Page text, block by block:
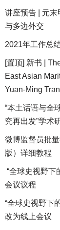
讲座预告 | 元
与多边外交
2021年工作总
[置顶] 新书 |
East Asian
Yuan-Ming
“本土话语与全
究再出发”学术
微博监督员批
版）详细教程
“全球史视野下
会议议程
“全球史视野下
改为线上会议